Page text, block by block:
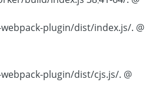
webpack-plugin/dist/index.js
webpack-plugin/dist/cjs.js